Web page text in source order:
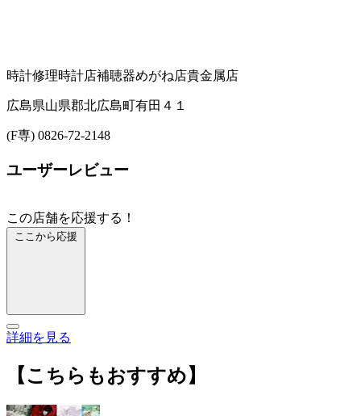
時計修理時計店補聴器めがね店貴金属店
広島県山県郡北広島町有田４１
(F専) 0826-72-2148
ユーザーレビュー
この店舗を応援する！
ここから応援
詳細を見る
【こちらもおすすめ】